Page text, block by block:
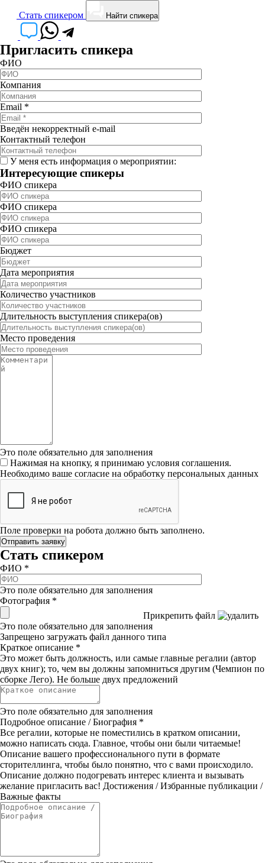
Cтать спикером Найти спикера
Пригласить спикера
ФИО
Компания
Email *
Введён некорректный e-mail
Контактный телефон
У меня есть информация о мероприятии:
Интересующие спикеры
ФИО спикера
ФИО спикера
ФИО спикера
Бюджет
Дата мероприятия
Количество участников
Длительность выступления спикера(ов)
Место проведения
Это поле обязательно для заполнения
Нажимая на кнопку, я принимаю условия соглашения.
Необходимо ваше согласие на обработку персональных данных
Поле проверки на робота должно быть заполнено.
Стать спикером
ФИО *
Это поле обязательно для заполнения
Фотография *
Прикрепить файл
Это поле обязательно для заполнения
Запрещено загружать файл данного типа
Краткое описание *
Это может быть должность, или самые главные регалии (автор
двух книг); то, чем вы должны запомниться другим (Чемпион по
сборке Лего). Не больше двух предложений
Это поле обязательно для заполнения
Подробное описание / Биография *
Все регалии, которые не поместились в кратком описании,
можно написать сюда. Главное, чтобы они были читаемые!
Описание вашего профессионального пути в формате
сторителлинга, чтобы было понятно, что с вами происходило.
Описание должно подогревать интерес клиента и вызывать
желание пригласить вас! Достижения / Избранные публикации /
Важные факты